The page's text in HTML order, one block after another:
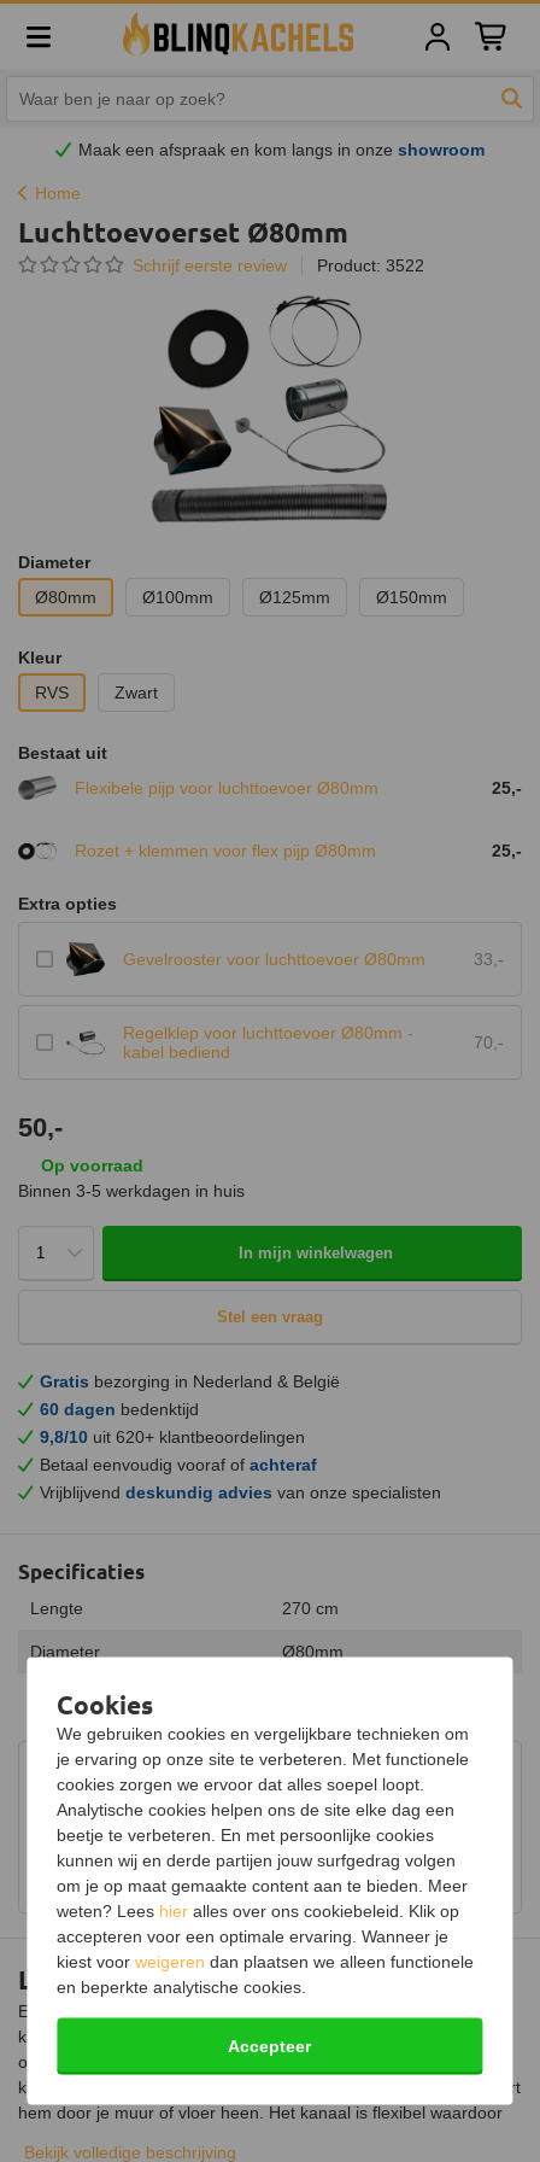
Maak een afspraak en kom langs in onzeshowroom
Home
Luchttoevoerset Ø80mm
Schrijf eerste review Product: 3522
Diameter
Ø80mm
Ø100mm Ø125mm Ø150mm
Kleur
RVS
Zwart
Bestaat uit
Flexibele pijp voor luchttoevoer Ø80mm
25,-
Rozet + klemmen voor flex pijp Ø80mm 25,-
Extra opties
Gevelrooster voor luchttoevoer Ø80mm 33,-
Regelklep voor luchttoevoer Ø80mm -
kabel bediend
70,-
50,-
Op voorraad
Binnen 3-5 werkdagen in huis
In mijn winkelwagen
Stel een vraag
Gratis bezorging in Nederland & België
60 dagen bedenktijd
9,8/10 uit 620+ klantbeoordelingen
Betaal eenvoudig vooraf of achteraf
Vrijblijvend deskundig advies van onze specialisten
Luchttoevoerset Ø80mm compleet
Een externe luchttoevoer is de perfecte oplossing wanneer je
kachel teveel zuurstof uit de kamer onttrekt. Het product is
ontworpen om tijdens het stoken zuurstof van buiten of uit de
kruipruimte te halen. Je sluit de pijp aan op je kachel en installeert
hem door je muur of vloer heen. Het kanaal is flexibel waardoor
Bekijk volledige beschrijving
Advies in onze showroom
Bezoek onze showroom voor uitgebreid advies over
houtkachels.
Bekijk showroom en maak een afspraak
Specificaties
Lengte 270 cm
Diameter Ø80mm
KleurCookies
We gebruiken cookies en vergelijkbare technieken om
je ervaring op onze site te verbeteren. Met functionele
cookies zorgen we ervoor dat alles soepel loopt.
Analytische cookies helpen ons de site elke dag een
beetje te verbeteren. En met persoonlijke cookies
kunnen wij en derde partijen jouw surfgedrag volgen
om je op maat gemaakte content aan te bieden. Meer
weten? Lees hier alles over ons cookiebeleid. Klik op
accepteren voor een optimale ervaring. Wanneer je
kiest voorweigeren dan plaatsen we alleen functionele
en beperkte analytische cookies.
Accepteer